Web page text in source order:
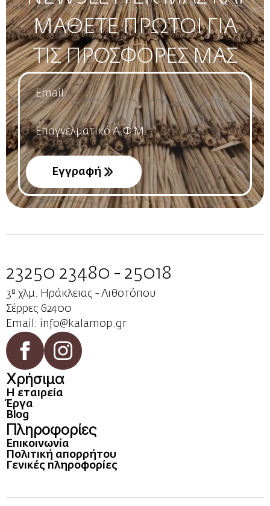
ΜΑΘΕΤΕ ΠΡΩΤΟΙ ΓΙΑ
ΤΙΣ ΠΡΟΣΦΟΡΕΣ ΜΑΣ
Email
*
Name
*
Εγγραφή
23250 23480 - 25018
3º χλμ. Ηράκλειας - Λιθοτόπου
Σέρρες 62400
Email: info@kalamop.gr
Χρήσιμα
Η εταιρεία
Έργα
Blog
Πληροφορίες
Επικοινωνία
Πολιτική απορρήτου
Γενικές πληροφορίες